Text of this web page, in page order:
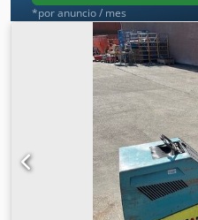
*por anuncio / mes